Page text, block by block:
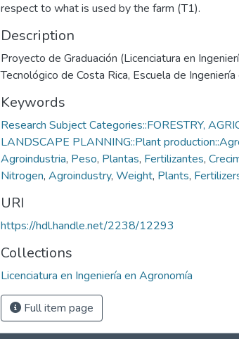
respect to what is used by the farm (T1).
Description
Proyecto de Graduación (Licenciatura en
Tecnológico de Costa Rica, Escuela de
Keywords
Research Subject Categories::FORESTRY,
LANDSCAPE PLANNING::Plant
Agroindustria, Peso, Plantas, Fertilizantes,
Nitrogen, Agroindustry, Weight, Plants,
URI
https://hdl.handle.net/2238/12293
Collections
Licenciatura en Ingeniería en Agronomía
Full item page